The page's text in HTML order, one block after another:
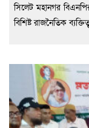
সিলেট মহানগর
বিশিষ্ট রাজনৈতিক